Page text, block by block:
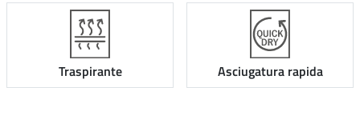
Traspirante Asciugatura rapida